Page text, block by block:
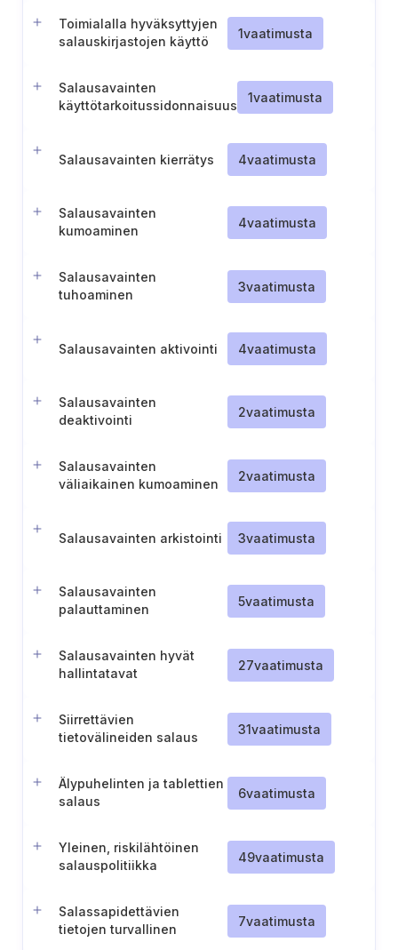
Toimialalla hyväksyttyjen
salauskirjastojen käyttö
1vaatimusta
Salausavainten
käyttötarkoitussidonnaisuus
1vaatimusta
Salausavainten kierrätys 4vaatimusta
Salausavainten
kumoaminen
4vaatimusta
Salausavainten
tuhoaminen
3vaatimusta
Salausavainten aktivointi 4vaatimusta
Salausavainten
deaktivointi
2vaatimusta
Salausavainten
väliaikainen kumoaminen
2vaatimusta
Salausavainten arkistointi 3vaatimusta
Salausavainten
palauttaminen
5vaatimusta
Salausavainten hyvät
hallintatavat
27vaatimusta
Siirrettävien
tietovälineiden salaus
31vaatimusta
Älypuhelinten ja tablettien
salaus
6vaatimusta
Yleinen, riskilähtöinen
salauspolitiikka
49vaatimusta
Salassapidettävien
tietojen turvallinen
7vaatimusta